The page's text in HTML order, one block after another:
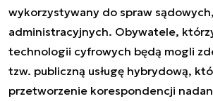
wykorzystywany do spraw
administracyjnych. Obywatele,
technologii cyfrowych będą mogli
tzw. publiczną usługę hybrydową,
przetworzenie korespondencji